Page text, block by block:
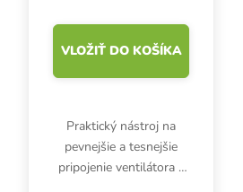
VLOŽIŤ DO KOŠÍKA
Praktický nástroj na
pevnejšie a tesnejšie
pripojenie ventilátora k